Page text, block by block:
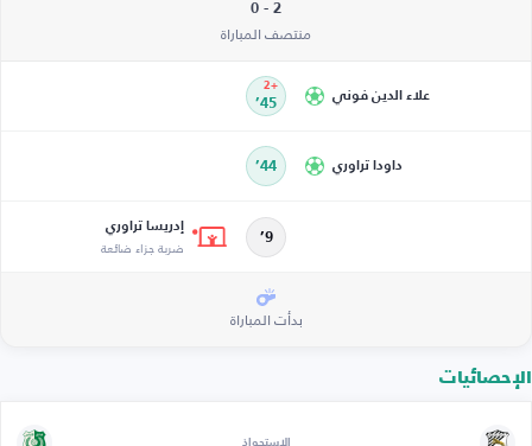
2 - 0
منتصف المباراة
علاء الدين فوني 45’
+2
داودا تراوري 44’
9’
إدريسا تراوري
ضربة جزاء ضائعة
بدأت المباراة
الإحصائيات
الاستحواذ